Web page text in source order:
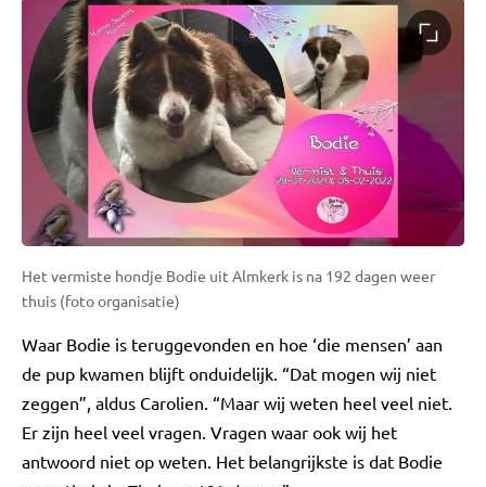
Het vermiste hondje Bodie uit Almkerk is na 192 dagen weer
thuis (foto organisatie)
Waar Bodie is teruggevonden en hoe ‘die mensen’ aan
de pup kwamen blijft onduidelijk. “Dat mogen wij niet
zeggen”, aldus Carolien. “Maar wij weten heel veel niet.
Er zijn heel veel vragen. Vragen waar ook wij het
antwoord niet op weten. Het belangrijkste is dat Bodie